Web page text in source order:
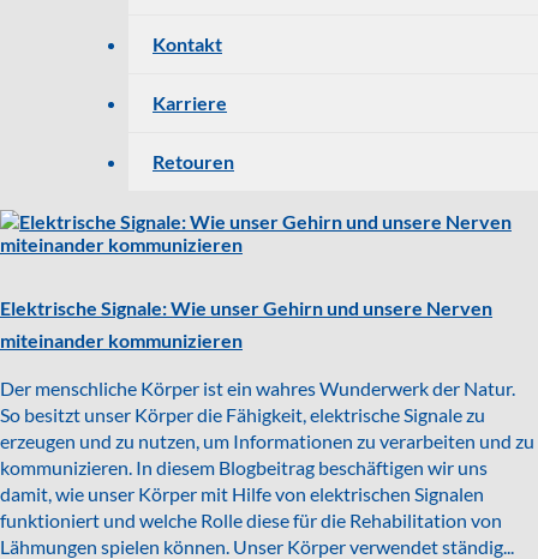
Kontakt
Karriere
Retouren
Elektrische Signale: Wie unser Gehirn und unsere Nerven
miteinander kommunizieren
Der menschliche Körper ist ein wahres Wunderwerk der Natur.
So besitzt unser Körper die Fähigkeit, elektrische Signale zu
erzeugen und zu nutzen, um Informationen zu verarbeiten und zu
kommunizieren. In diesem Blogbeitrag beschäftigen wir uns
damit, wie unser Körper mit Hilfe von elektrischen Signalen
funktioniert und welche Rolle diese für die Rehabilitation von
Lähmungen spielen können. Unser Körper verwendet ständig...